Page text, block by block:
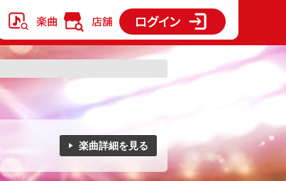
楽曲詳細を見る